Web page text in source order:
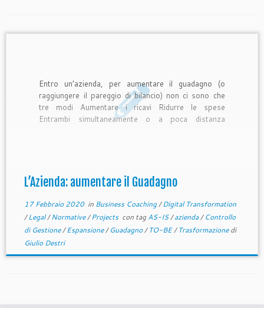
Entro un’azienda, per aumentare il guadagno (o
raggiungere il pareggio di bilancio) non ci sono che
tre modi Aumentare i ricavi Ridurre le spese
Entrambi simultaneamente o a poca distanza
L’Azienda: aumentare il Guadagno
17 Febbraio 2020in Business Coaching/Digital Transformation
/Legal/Normative/Projects con tagAS-IS/azienda/Controllo
di Gestione/Espansione/Guadagno/TO-BE/Trasformazionedi
Giulio Destri